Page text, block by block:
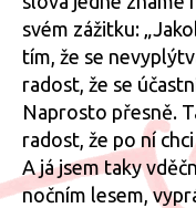
svém zážitku:
tím, že se
radost, že se
Naprosto přesně.
radost, že po ní
A já jsem taky
nočním lesem,